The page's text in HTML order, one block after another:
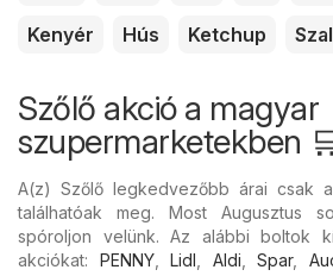
Kenyér
Hús Ketchup
Szőlő akció a magyar
szupermarketekben
A(z) Szőlő legkedvezőbb árai csak a
találhatóak meg. Most Augusztus
spóroljon velünk. Az alábbi boltok
akciókat: PENNY, Lidl Aldi Spar,